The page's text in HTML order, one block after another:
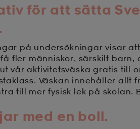
för att sätta
på undersökningar visar
fler människor, särskilt barn,
vår aktivitetsväska gratis till
Väskan innehåller allt
till mer fysisk lek på
med en boll.